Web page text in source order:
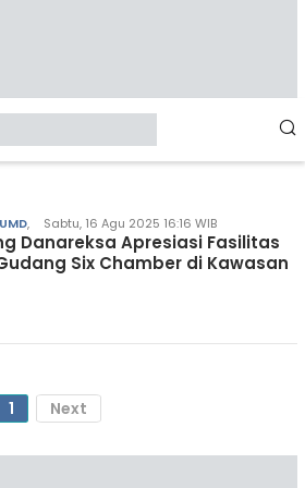
, Sabtu, 16 Agu 2025 16:16 WIB
Danareksa Apresiasi Fasilitas
Six Chamber di Kawasan
1 Next